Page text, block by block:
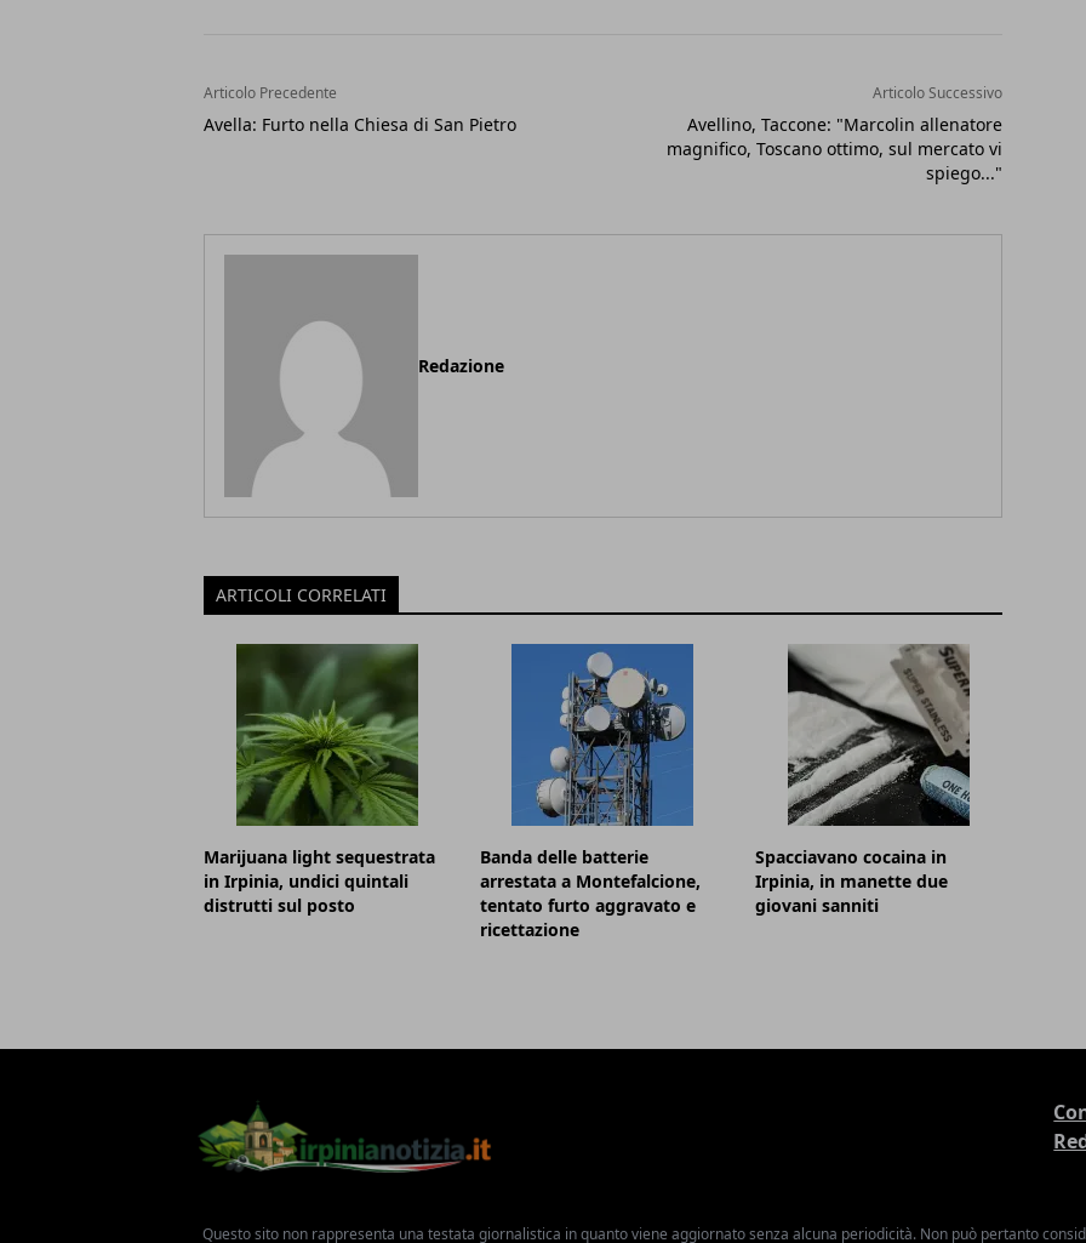
Articolo Precedente
Avella: Furto nella Chiesa di San Pietro
Articolo Successivo
Avellino, Taccone: "Marcolin allenatore
magnifico, Toscano ottimo, sul mercato vi
spiego..."
Redazione
ARTICOLI CORRELATI
Marijuana light sequestrata
in Irpinia, undici quintali
distrutti sul posto
Banda delle batterie
arrestata a Montefalcione,
tentato furto aggravato e
ricettazione
Spacciavano cocaina in
Irpinia, in manette due
giovani sanniti
Questo sito non rappresenta una testata giornalistica in quanto viene aggiornato senza alcuna periodicità. Non può pertanto